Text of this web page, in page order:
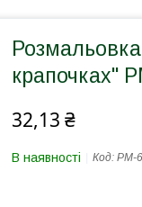
крапочках"
32,13 ₴
В наявності Код: РМ-